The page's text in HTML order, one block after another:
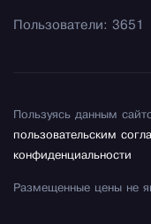
Пользователи: 3651
Пользуясь данным
пользовательским
конфиденциальности
Размещенные цены не